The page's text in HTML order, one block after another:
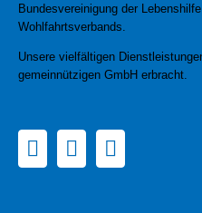
Bundesvereinigung der
Wohlfahrtsverbands.
Unsere vielfältigen
gemeinnützigen GmbH erbracht.